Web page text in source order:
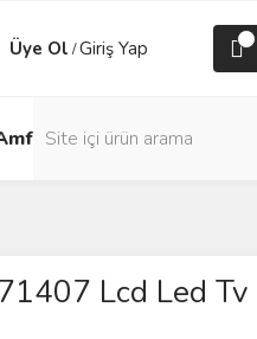
Üye Ol /Giriş Yap
Box
Prizler
Lcd Led Tv